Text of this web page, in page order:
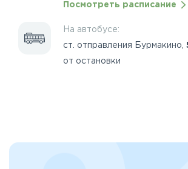
Посмотреть расписание
На автобусе:
ст. отправления Бурмакино,
от остановки